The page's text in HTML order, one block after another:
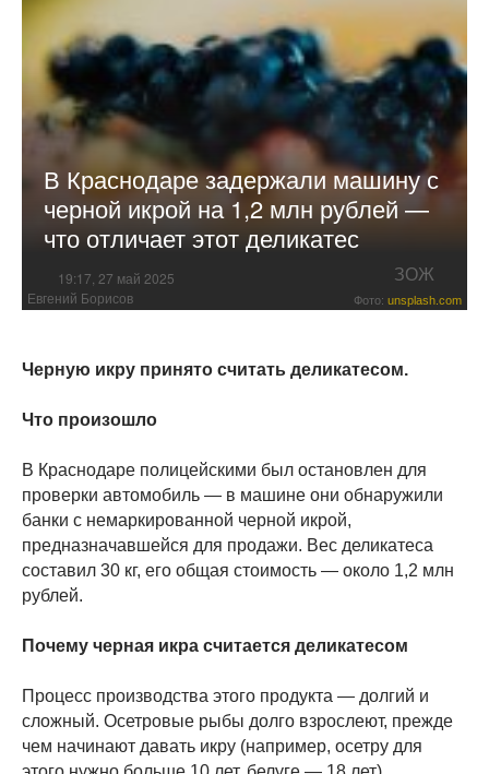
В Краснодаре задержали машину с
черной икрой на 1,2 млн рублей —
что отличает этот деликатес
19:17, 27 май 2025 ЗОЖ
Евгений Борисов Фото: unsplash.com
Черную икру принято считать деликатесом.
Что произошло
В Краснодаре полицейскими был остановлен для
проверки автомобиль — в машине они обнаружили
банки с немаркированной черной икрой,
предназначавшейся для продажи. Вес деликатеса
составил 30 кг, его общая стоимость — около 1,2 млн
рублей.
Почему черная икра считается деликатесом
Процесс производства этого продукта — долгий и
сложный. Осетровые рыбы долго взрослеют, прежде
чем начинают давать икру (например, осетру для